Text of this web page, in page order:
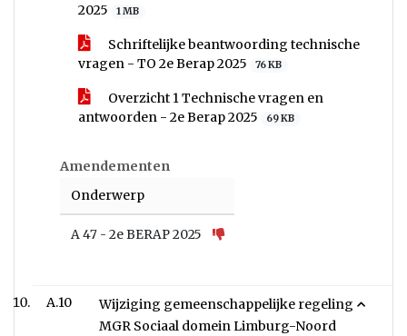
2025
1 MB
Schriftelijke beantwoording technische
vragen - TO 2e Berap 2025
76 KB
Overzicht 1 Technische vragen en
antwoorden - 2e Berap 2025
69 KB
Amendementen
Onderwerp
A 47 - 2e BERAP 2025
A.10
Wijziging gemeenschappelijke regeling
MGR Sociaal domein Limburg-Noord